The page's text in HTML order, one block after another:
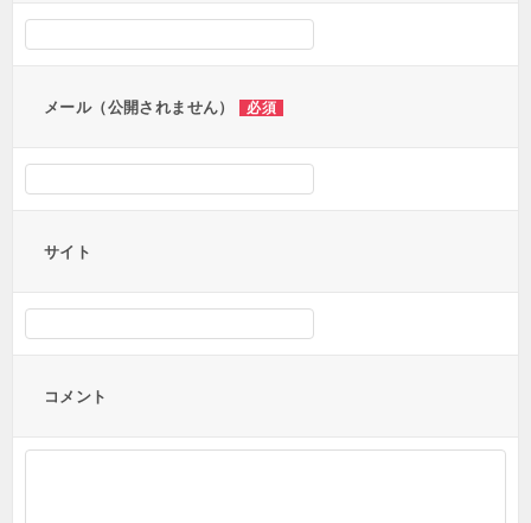
メール（公開されません） 必須
サイト
コメント